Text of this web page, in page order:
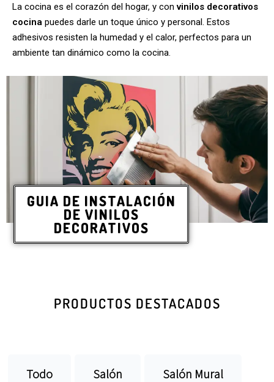
La cocina es el corazón del hogar, y convinilos decorativos
cocina puedes darle un toque único y personal. Estos
adhesivos resisten la humedad y el calor, perfectos para un
ambiente tan dinámico como la cocina.
GUIA DE INSTALACIÓN
DE VINILOS
DECORATIVOS
PRODUCTOS DESTACADOS
Todo Salón Salón Mural